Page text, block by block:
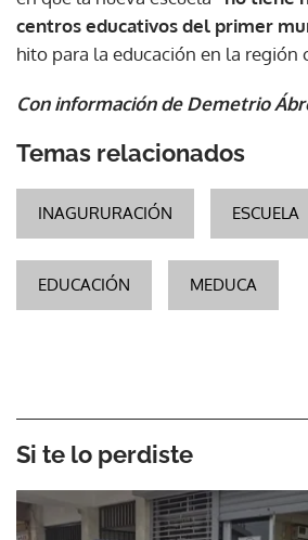
centros educativos del primer
hito para la educación en la región
Con información de Demetrio
Temas relacionados
INAGURURACIÓN ESCUELA
EDUCACIÓN MEDUCA
Si te lo perdiste